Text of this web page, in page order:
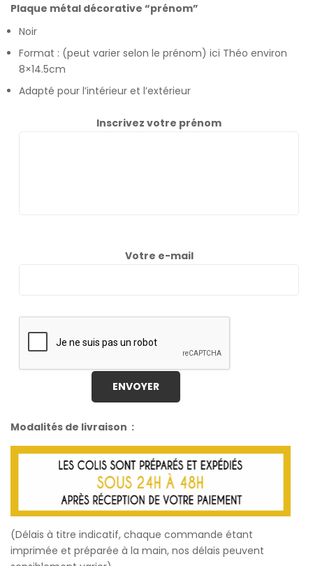
based
on
customer
ratings
Plaque métal décorative “prénom”
Noir
Format : (peut varier selon le prénom) ici Théo environ
8×14.5cm
Adapté pour l’intérieur et l’extérieur
Inscrivez votre prénom
Votre e-mail
Modalités de livraison :
(Délais à titre indicatif, chaque commande étant
imprimée et préparée à la main, nos délais peuvent